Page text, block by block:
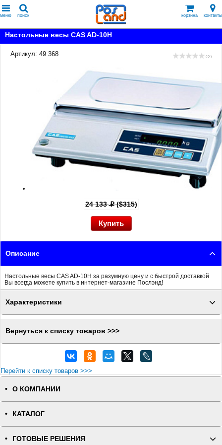
меню поиск корзина контакты
Настольные весы CAS AD-10H
Артикул: 49 368 ( 0 )
24 133p($315)
Описание
Настольные весы CAS AD-10H за разумную цену и с быстрой доставкой
Вы всегда можете купить в интернет-магазине Послэнд!
Характеристики
Вернуться к списку товаров >>>
Перейти к списку товаров >>>
О КОМПАНИИ
КАТАЛОГ
ГОТОВЫЕ РЕШЕНИЯ